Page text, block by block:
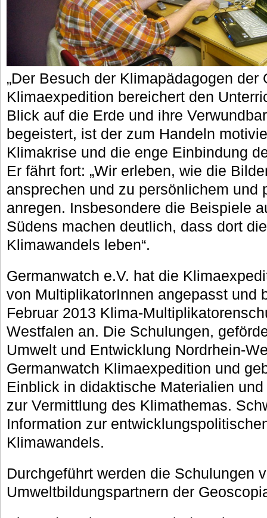
„Der Besuch der Klimapädagogen der
Klimaexpedition bereichert den
Blick auf die Erde und ihre
begeistert, ist der zum Handeln
Klimakrise und die enge Einbindung
Er fährt fort: „Wir erleben, wie die
ansprechen und zu persönlichem und
anregen. Insbesondere die Beispiele
Südens machen deutlich, dass dort
Klimawandels leben“.
Germanwatch e.V. hat die
von MultiplikatorInnen angepasst und
Februar 2013 Klima-
Westfalen an. Die Schulungen,
Umwelt und Entwicklung Nordrhein-
Germanwatch Klimaexpedition und
Einblick in didaktische Materialien
zur Vermittlung des Klimathemas.
Information zur
Klimawandels.
Durchgeführt werden die Schulungen
Umweltbildungspartnern der